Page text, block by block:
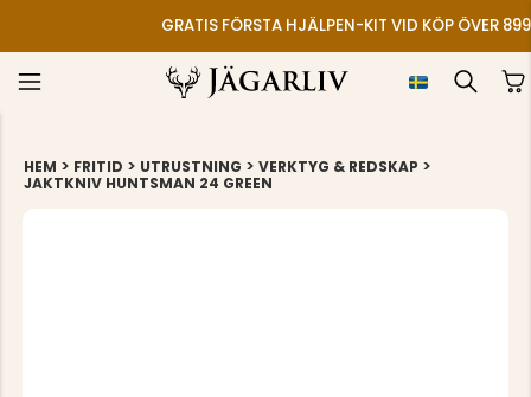
GRATIS FÖRSTA HJÄLPEN-KIT VID KÖP ÖVER
HEM > FRITID > UTRUSTNING > VERKTYG & REDSKAP >
JAKTKNIV HUNTSMAN 24 GREEN